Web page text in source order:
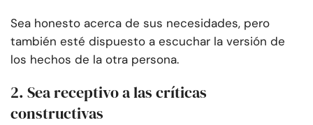
Sea honesto acerca de sus necesidades, pero
también esté dispuesto a escuchar la versión de
los hechos de la otra persona.
2. Sea receptivo a las críticas
constructivas